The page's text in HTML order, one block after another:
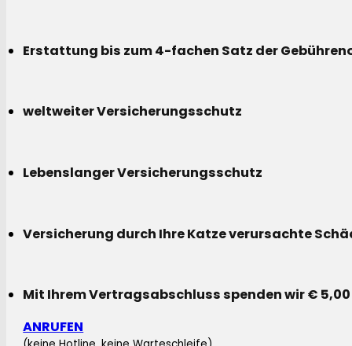
Erstattung bis zum 4-fachen Satz der
weltweiter Versicherungsschutz
Lebenslanger Versicherungsschutz
Versicherung durch Ihre Katze verursachte
Mit Ihrem Vertragsabschluss spenden wir €
ANRUFEN